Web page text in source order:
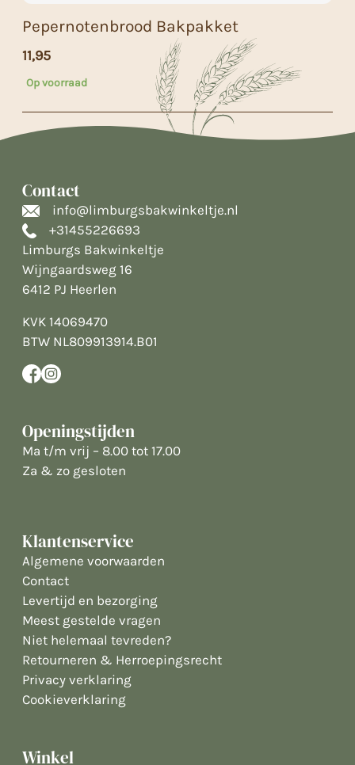
Pepernotenbrood Bakpakket
11,95
Op voorraad
Contact
info@limburgsbakwinkeltje.nl
+31455226693
Limburgs Bakwinkeltje
Wijngaardsweg 16
6412 PJ Heerlen
KVK 14069470
BTW NL809913914.B01
Openingstijden
Ma t/m vrij – 8.00 tot 17.00
Za & zo gesloten
Klantenservice
Algemene voorwaarden
Contact
Levertijd en bezorging
Meest gestelde vragen
Niet helemaal tevreden?
Retourneren & Herroepingsrecht
Privacy verklaring
Cookieverklaring
Winkel